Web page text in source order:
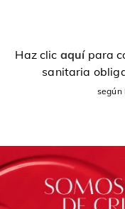
Haz clic aquípara
sanitaria
según